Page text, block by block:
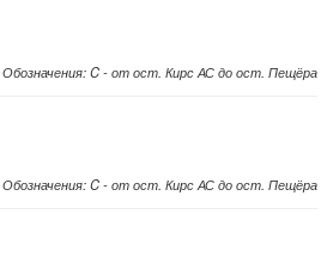
Обозначения: C - от ост. Кирс АС до ост. Пещёра
Обозначения: C - от ост. Кирс АС до ост. Пещёра